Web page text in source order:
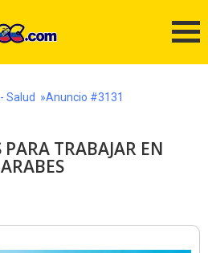
Salud »Anuncio #3131
TRABAJAR EN